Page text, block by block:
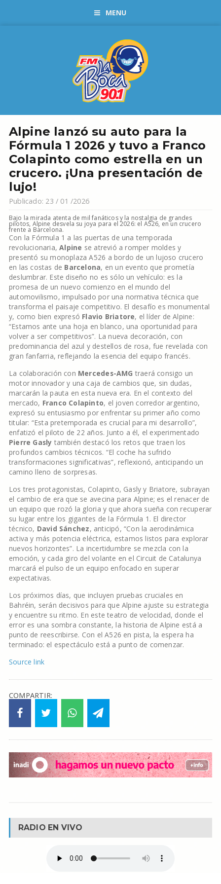
MENU
Alpine lanzó su auto para la
Fórmula 1 2026 y tuvo a Franco
Colapinto como estrella en un
crucero. ¡Una presentación de
lujo!
Publicado: 23 / 01 /2026
Bajo la mirada atenta de mil fanáticos y la nostalgia de grandes
pilotos, Alpine desvela su joya para el 2026: el A526, en un crucero
frente a Barcelona.
Con la Fórmula 1 a las puertas de una temporada
revolucionaria,Alpine se atrevió a romper moldes y
presentó su monoplaza A526 a bordo de un lujoso crucero
en las costas de Barcelona, en un evento que prometía
deslumbrar. Este diseño no es sólo un vehículo: es la
promesa de un nuevo comienzo en el mundo del
automovilismo, impulsado por una normativa técnica que
transforma el paisaje competitivo. El desafío es monumental
y, como bien expresó Flavio Briatore, el líder de Alpine:
“Estamos ante una hoja en blanco, una oportunidad para
volver a ser competitivos”. La nueva decoración, con
predominancia del azul y destellos de rosa, fue revelada con
gran fanfarria, reflejando la esencia del equipo francés.
La colaboración con Mercedes-AMG traerá consigo un
motor innovador y una caja de cambios que, sin dudas,
marcarán la pauta en esta nueva era. En el contexto del
mercado, Franco Colapinto, el joven corredor argentino,
expresó su entusiasmo por enfrentar su primer año como
titular: “Esta pretemporada es crucial para mi desarrollo”,
enfatizó el piloto de 22 años. Junto a él, el experimentado
Pierre Gasly también destacó los retos que traen los
profundos cambios técnicos. “El coche ha sufrido
transformaciones significativas”, reflexionó, anticipando un
camino lleno de sorpresas.
Los tres protagonistas, Colapinto, Gasly y Briatore, subrayan
el cambio de era que se avecina para Alpine; es el renacer de
un equipo que rozó la gloria y que ahora sueña con recuperar
su lugar entre los gigantes de la Fórmula 1. El director
técnico, David Sánchez, anticipó, “Con la aerodinámica
activa y más potencia eléctrica, estamos listos para explorar
nuevos horizontes”. La incertidumbre se mezcla con la
emoción, y cada giro del volante en el Circuit de Catalunya
marcará el pulso de un equipo enfocado en superar
expectativas.
Los próximos días, que incluyen pruebas cruciales en
Bahréin, serán decisivos para que Alpine ajuste su estrategia
y encuentre su ritmo. En este teatro de velocidad, donde el
error es una sombra constante, la historia de Alpine está a
punto de reescribirse. Con el A526 en pista, la espera ha
terminado: el espectáculo está a punto de comenzar.
Source link
COMPARTIR:
RADIO EN VIVO